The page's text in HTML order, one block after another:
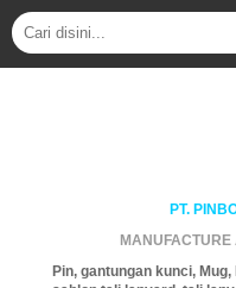
PT.
Pin, gantungan kunci,